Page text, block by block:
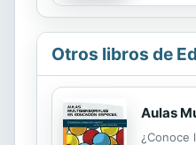
Otros libros de
Aulas
¿Conoce